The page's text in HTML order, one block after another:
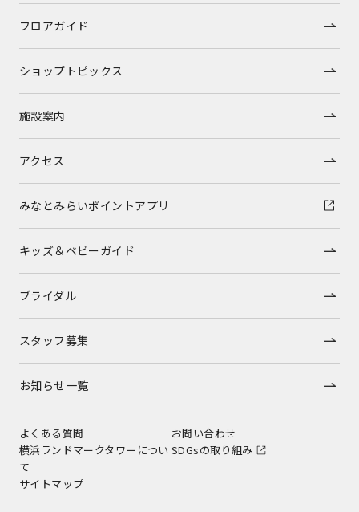
フロアガイド
ショップトピックス
施設案内
アクセス
みなとみらいポイントアプリ
キッズ＆ベビーガイド
ブライダル
スタッフ募集
お知らせ一覧
よくある質問
お問い合わせ
横浜ランドマークタワーについ
て
SDGsの取り組み
サイトマップ